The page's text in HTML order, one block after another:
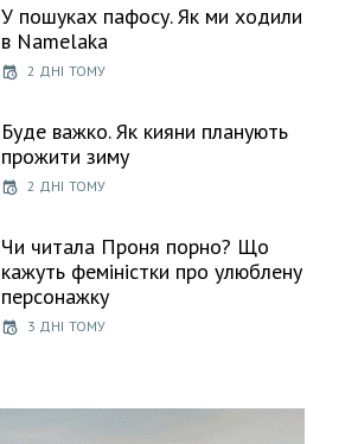
У пошуках пафосу. Як ми ходили
в Namelaka
2 ДНІ ТОМУ
Буде важко. Як кияни планують
прожити зиму
2 ДНІ ТОМУ
Чи читала Проня порно? Що
кажуть феміністки про улюблену
персонажку
3 ДНІ ТОМУ